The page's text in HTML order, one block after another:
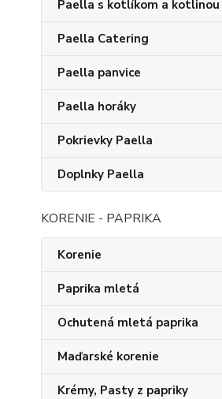
Paella s kotlíkom a kotlinou
Paella Catering
Paella panvice
Paella horáky
Pokrievky Paella
Doplnky Paella
KORENIE - PAPRIKA
Korenie
Paprika mletá
Ochutená mletá paprika
Maďarské korenie
Krémy, Pasty z papriky